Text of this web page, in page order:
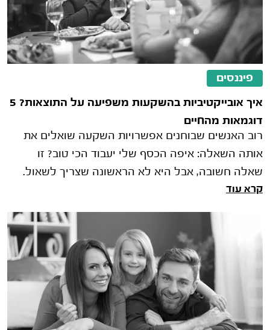
פיננסים
איך אובייקטיביות בהשקעות משפיעה על התוצאות? 5
דוגמאות מהחיים
רוב האנשים שבוחנים אפשרויות השקעה שואלים את
אותה השאלה: איפה הכסף שלי יעבוד הכי טוב? זו
שאלה חשובה, אבל היא לא הראשונה שצריך לשאול.
לפני שבוחנים תשואות, מסלולי השקעה א
קרא עוד